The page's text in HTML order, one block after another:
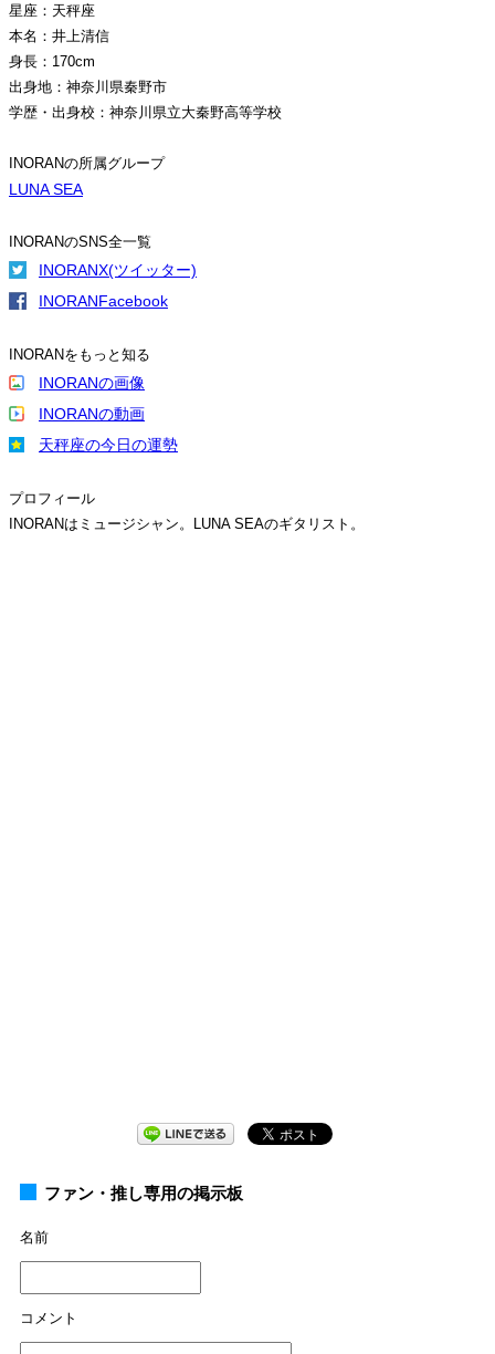
星座：天秤座
本名：井上清信
身長：170cm
出身地：神奈川県秦野市
学歴・出身校：神奈川県立大秦野高等学校
INORANの所属グループ
LUNA SEA
INORANのSNS全一覧
INORANX(ツイッター)
INORANFacebook
INORANをもっと知る
INORANの画像
INORANの動画
天秤座の今日の運勢
プロフィール
INORANはミュージシャン。LUNA SEAのギタリスト。
ファン・推し専用の掲示板
名前
コメント